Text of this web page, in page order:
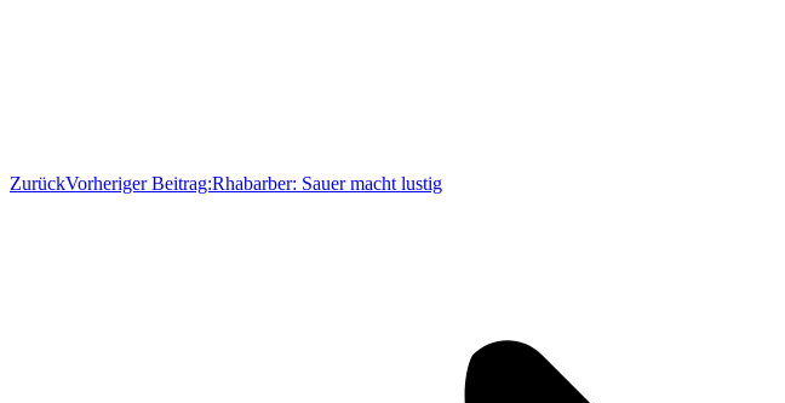
ZurückVorheriger Beitrag:Rhabarber: Sauer macht lustig